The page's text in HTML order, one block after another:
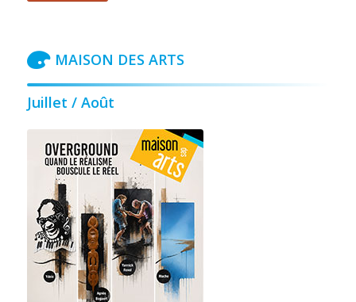
MAISON DES ARTS
Juillet / Août